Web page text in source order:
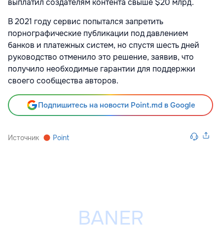
выплатил создателям контента свыше $20 млрд.
В 2021 году сервис попытался запретить
порнографические публикации под давлением
банков и платежных систем, но спустя шесть дней
руководство отменило это решение, заявив, что
получило необходимые гарантии для поддержки
своего сообщества авторов.
Подпишитесь на новости Point.md в Google
Источник Point